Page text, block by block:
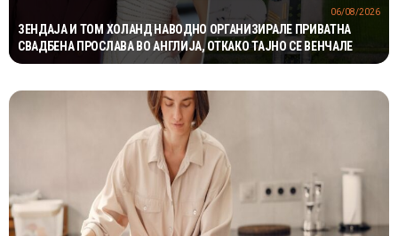
ЗЕНДАЈА И ТОМ ХОЛАНД НАВОДНО ОРГАНИЗИРАЛЕ ПРИВАТНА
СВАДБЕНА ПРОСЛАВА ВО АНГЛИЈА, ОТКАКО ТАЈНО СЕ ВЕНЧАЛЕ
06/08/2026